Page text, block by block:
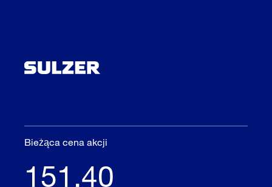
Bieżąca cena akcji
151.40